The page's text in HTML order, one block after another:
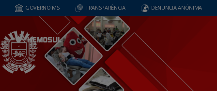
GOVERNO MS TRANSPARÊNCIA DENUNCIA ANÔNIMA